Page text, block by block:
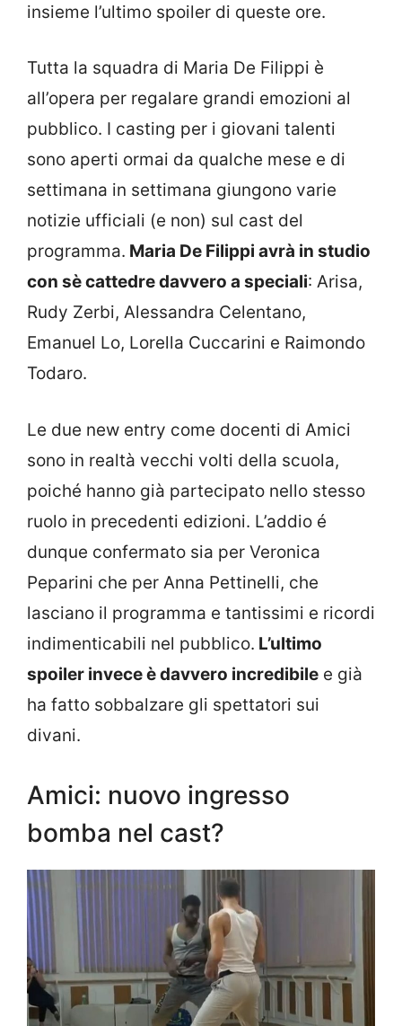
insieme l’ultimo spoiler di queste ore.
Tutta la squadra di Maria De Filippi è
all’opera per regalare grandi emozioni al
pubblico. I casting per i giovani talenti
sono aperti ormai da qualche mese e di
settimana in settimana giungono varie
notizie ufficiali (e non) sul cast del
programma. Maria De Filippi avrà in studio
con sè cattedre davvero a speciali: Arisa,
Rudy Zerbi, Alessandra Celentano,
Emanuel Lo, Lorella Cuccarini e Raimondo
Todaro.
Le due new entry come docenti di Amici
sono in realtà vecchi volti della scuola,
poiché hanno già partecipato nello stesso
ruolo in precedenti edizioni. L’addio é
dunque confermato sia per Veronica
Peparini che per Anna Pettinelli, che
lasciano il programma e tantissimi e ricordi
indimenticabili nel pubblico. L’ultimo
spoiler invece è davvero incredibile e già
ha fatto sobbalzare gli spettatori sui
divani.
Amici: nuovo ingresso
bomba nel cast?